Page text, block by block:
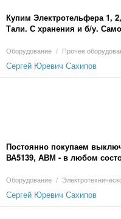
Купим Электротельфера 1,
Тали. С хранения и б/у.
Оборудование / Прочее
Сергей Юревич Сахипов
Постоянно покупаем
ВА5139, АВМ - в любом
Оборудование /
Сергей Юревич Сахипов